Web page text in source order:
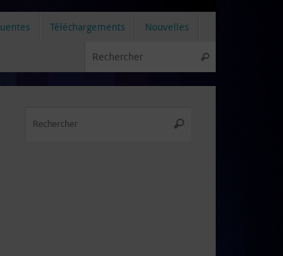
Téléchargements Nouvelles
Rechercher
Rechercher